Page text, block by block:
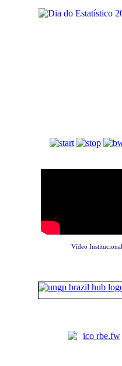
Vídeo Institucional